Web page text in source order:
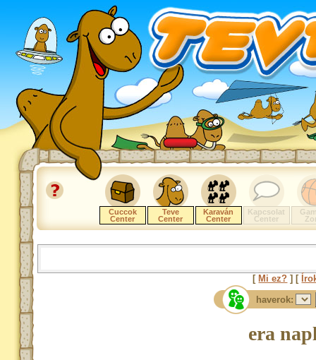
Cuccok
Center
Teve
Center
Karaván
Center
Kapcsolat
Center
[ Mi ez? ] [
haverok:
era